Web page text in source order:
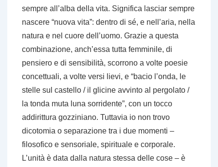
sempre all’alba della vita. Significa lasciar sempre
nascere “nuova vita”: dentro di sé, e nell’aria, nella
natura e nel cuore dell’uomo. Grazie a questa
combinazione, anch’essa tutta femminile, di
pensiero e di sensibilità, scorrono a volte poesie
concettuali, a volte versi lievi, e “bacio l’onda, le
stelle sul castello / il glicine avvinto al pergolato /
la tonda muta luna sorridente”, con un tocco
addirittura gozziniano. Tuttavia io non trovo
dicotomia o separazione tra i due momenti –
filosofico e sensoriale, spirituale e corporale.
L’unità è data dalla natura stessa delle cose – è